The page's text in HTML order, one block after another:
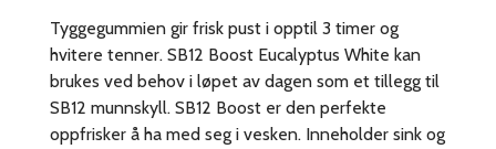
Tyggegummien gir frisk pust i opptil 3 timer og
hvitere tenner. SB12 Boost Eucalyptus White kan
brukes ved behov i løpet av dagen som et tillegg til
SB12 munnskyll. SB12 Boost er den perfekte
oppfrisker å ha med seg i vesken. Inneholder sink og